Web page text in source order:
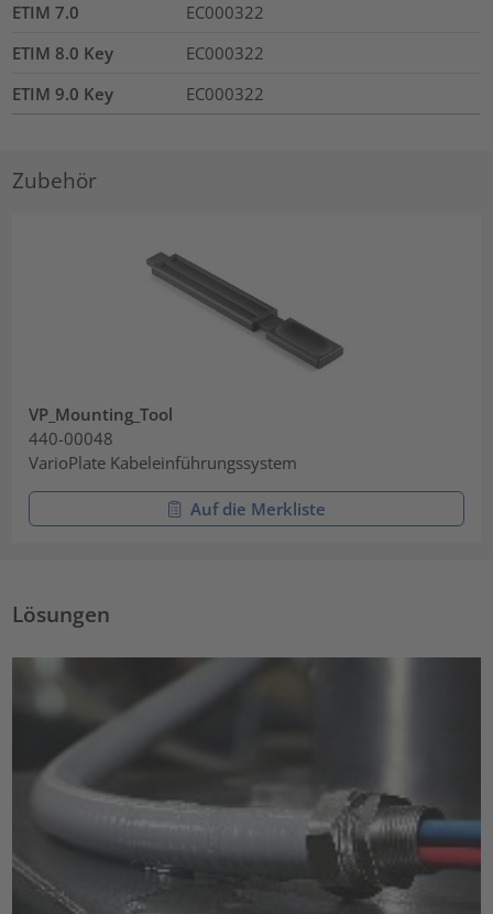
ETIM 7.0
EC000322
ETIM 8.0 Key
EC000322
ETIM 9.0 Key
EC000322
Zubehör
VP_Mounting_Tool
440-00048
VarioPlate Kabeleinführungssystem
Auf die Merkliste
Lösungen